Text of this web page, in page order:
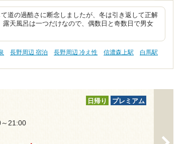
道の過酷さに断念しましたが、冬は引き返して正解
天風呂は一つだけなので、偶数日と奇数日で男女
長野周辺 宿泊 長野周辺 冷え性 信濃森上駅
白馬駅
日帰り プレミアム
21:00